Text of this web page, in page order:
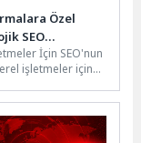
Özel
SEO
İçin SEO'nun
işletmeler için
dijital
stratejilerinde...